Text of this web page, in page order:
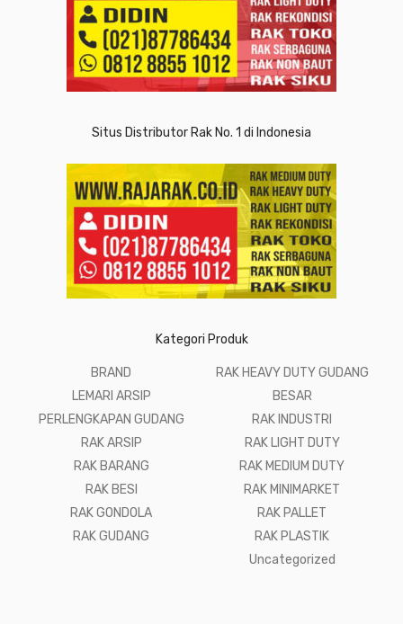
Situs Distributor Rak No. 1 di Indonesia
Kategori Produk
BRAND
LEMARI ARSIP
PERLENGKAPAN GUDANG
RAK ARSIP
RAK BARANG
RAK BESI
RAK GONDOLA
RAK GUDANG
RAK HEAVY DUTY GUDANG
BESAR
RAK INDUSTRI
RAK LIGHT DUTY
RAK MEDIUM DUTY
RAK MINIMARKET
RAK PALLET
RAK PLASTIK
Uncategorized